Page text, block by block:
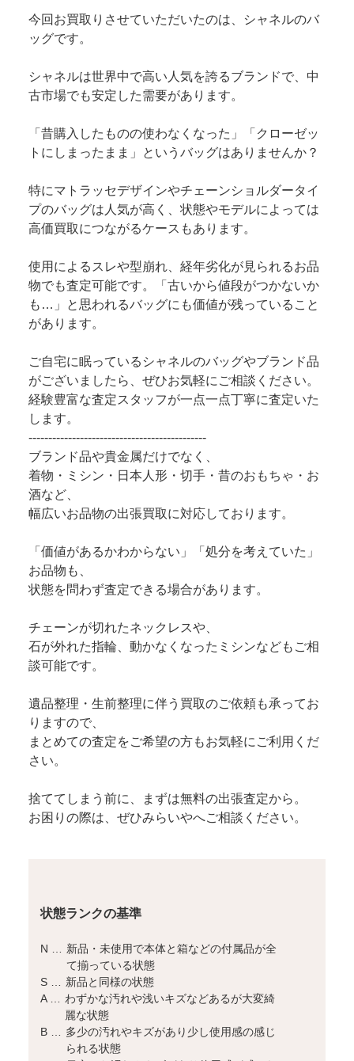
今回お買取りさせていただいたのは、シャネルのバ
ッグです。
シャネルは世界中で高い人気を誇るブランドで、中
古市場でも安定した需要があります。
「昔購入したものの使わなくなった」「クローゼッ
トにしまったまま」というバッグはありませんか？
特にマトラッセデザインやチェーンショルダータイ
プのバッグは人気が高く、状態やモデルによっては
高価買取につながるケースもあります。
使用によるスレや型崩れ、経年劣化が見られるお品
物でも査定可能です。「古いから値段がつかないか
も…」と思われるバッグにも価値が残っていること
があります。
ご自宅に眠っているシャネルのバッグやブランド品
がございましたら、ぜひお気軽にご相談ください。
経験豊富な査定スタッフが一点一点丁寧に査定いた
します。
---------------------------------------------
ブランド品や貴金属だけでなく、
着物・ミシン・日本人形・切手・昔のおもちゃ・お
酒など、
幅広いお品物の出張買取に対応しております。
「価値があるかわからない」「処分を考えていた」
お品物も、
状態を問わず査定できる場合があります。
チェーンが切れたネックレスや、
石が外れた指輪、動かなくなったミシンなどもご相
談可能です。
遺品整理・生前整理に伴う買取のご依頼も承ってお
りますので、
まとめての査定をご希望の方もお気軽にご利用くだ
さい。
捨ててしまう前に、まずは無料の出張査定から。
お困りの際は、ぜひみらいやへご相談ください。
状態ランクの基準
N … 新品・未使用で本体と箱などの付属品が全
て揃っている状態
S … 新品と同様の状態
A … わずかな汚れや浅いキズなどあるが大変綺
麗な状態
B … 多少の汚れやキズがあり少し使用感の感じ
られる状態